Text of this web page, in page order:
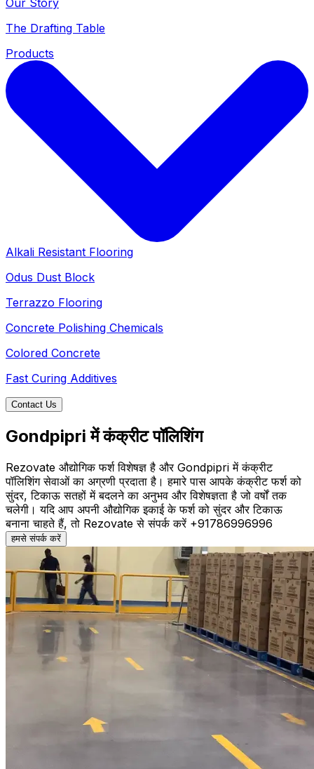
The Drafting Table
Products
Alkali Resistant Flooring
Odus Dust Block
Terrazzo Flooring
Concrete Polishing Chemicals
Colored Concrete
Fast Curing Additives
Contact Us
Gondpipri में कंक्रीट पॉलिशिंग
Rezovate औद्योगिक फर्श विशेषज्ञ है और Gondpipri में कंक्रीट
पॉलिशिंग सेवाओं का अग्रणी प्रदाता है। हमारे पास आपके कंक्रीट फर्श को
सुंदर, टिकाऊ सतहों में बदलने का अनुभव और विशेषज्ञता है जो वर्षों तक
चलेगी। यदि आप अपनी औद्योगिक इकाई के फर्श को सुंदर और टिकाऊ
बनाना चाहते हैं, तो Rezovate से संपर्क करें +91786996996
हमसे संपर्क करें